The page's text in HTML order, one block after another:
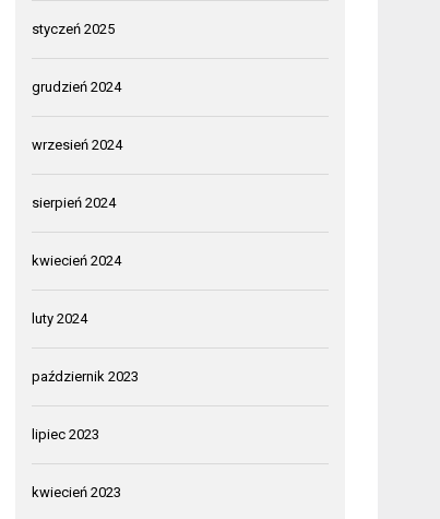
styczeń 2025
grudzień 2024
wrzesień 2024
sierpień 2024
kwiecień 2024
luty 2024
październik 2023
lipiec 2023
kwiecień 2023